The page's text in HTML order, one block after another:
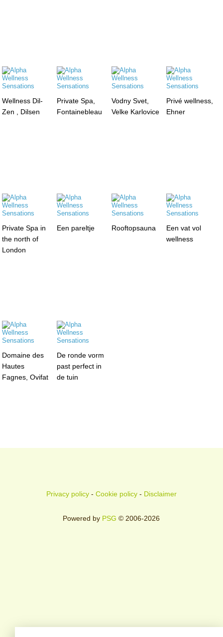
Wellness Dil-
Zen , Dilsen
Private Spa,
Fontainebleau
Vodny Svet,
Velke Karlovice
Privé wellness,
Ehner
Private Spa in
the north of
London
Een pareltje Rooftopsauna
Een vat vol
wellness
Domaine des
Hautes
Fagnes, Ovifat
De ronde vorm
past perfect in
de tuin
Privacy policy- Cookie policy- Disclaimer
Powered by PSG © 2006-2026